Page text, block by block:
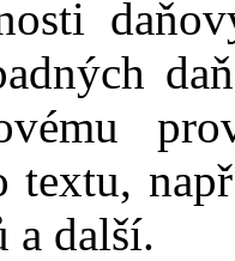
textu,
a další.